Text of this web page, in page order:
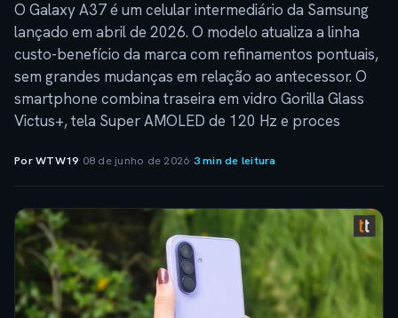
O Galaxy A37 é um celular intermediário da Samsung
lançado em abril de 2026. O modelo atualiza a linha
custo-benefício da marca com refinamentos pontuais,
sem grandes mudanças em relação ao antecessor. O
smartphone combina traseira em vidro Gorilla Glass
Victus+, tela Super AMOLED de 120 Hz e proces
Por WTW19· 08 de junho de 2026·3 min de leitura